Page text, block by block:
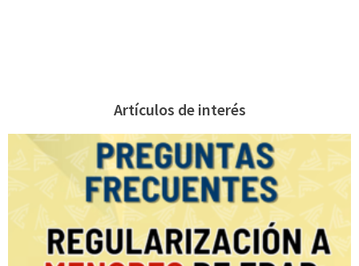
Artículos de interés